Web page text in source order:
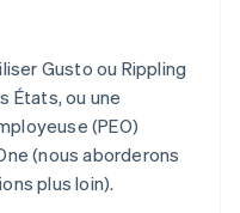
Gusto ou Rippling
États, ou une
(PEO)
(nous aborderons
plus loin).